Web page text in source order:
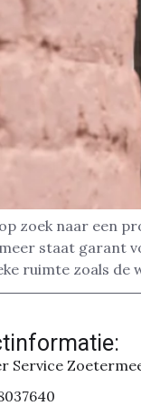
zoek naar een
staat garant
ruimte zoals de
Service